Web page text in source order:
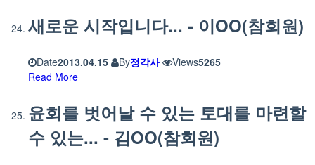
새로운 시작입니다... - 이OO(참회원)
Date2013.04.15 By정각사 Views5265
Read More
윤회를 벗어날 수 있는 토대를 마련할
수 있는... - 김OO(참회원)